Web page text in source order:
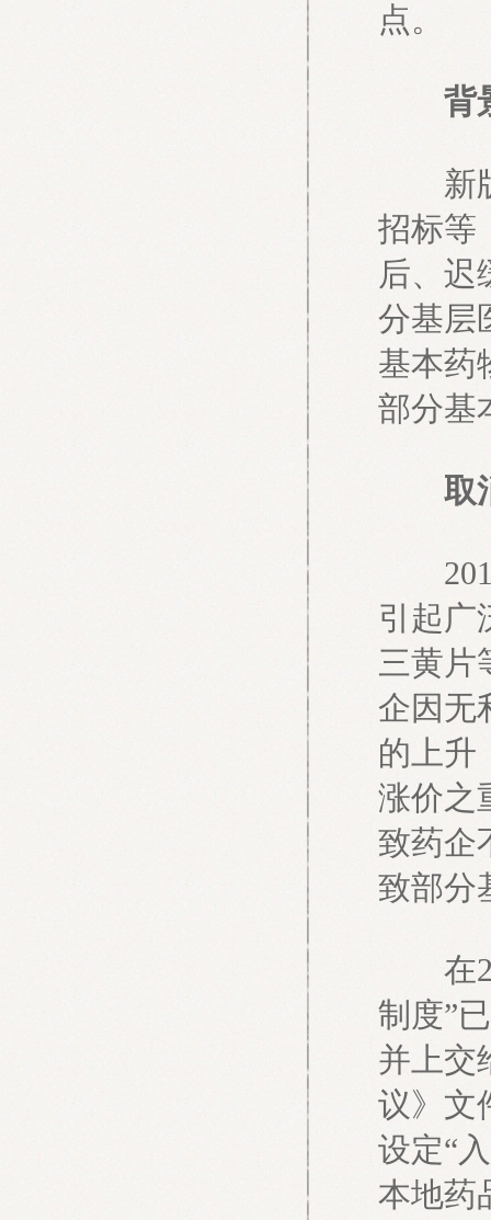
点。
背
新版
招标等
后、
分基层
基本药
部分基
取消
2013
引起广
三黄片
企因无
的上升
涨价之
致药企
致部分
在
制度”
并上交
议》文
设定“
本地药